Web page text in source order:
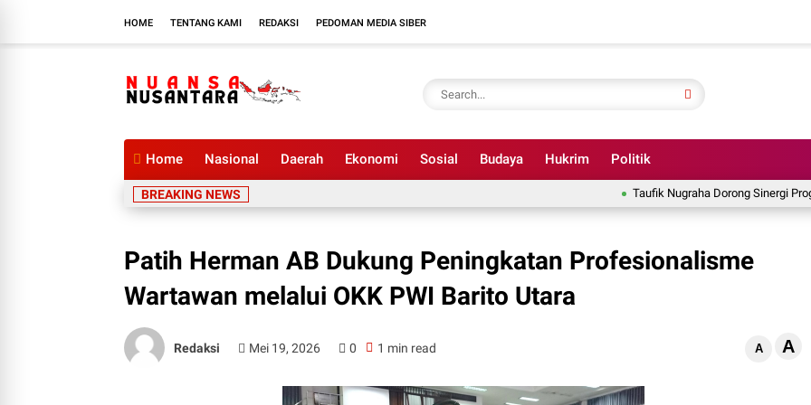
HOME TENTANG KAMI REDAKSI PEDOMAN MEDIA SIBER
Home Nasional Daerah Ekonomi Sosial Budaya Hukrim Politik
BREAKING NEWS Taufik Nugraha Dorong Sinergi Program
Patih Herman AB Dukung Peningkatan Profesionalisme
Wartawan melalui OKK PWI Barito Utara
Redaksi Mei 19, 2026 0 1 min read A A